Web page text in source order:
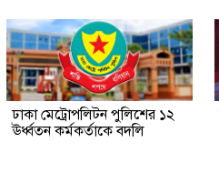
ঢাকা মেট্রোপলিটন পুলিশের ১২
ঊর্ধ্বতন কর্মকর্তাকে বদলি